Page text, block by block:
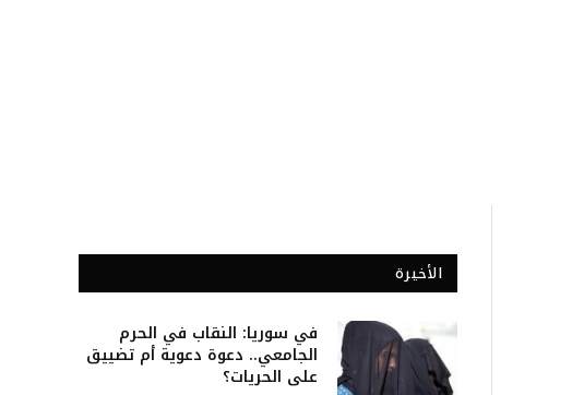
الأخيرة
في سوريا: النقاب في الحرم
الجامعي.. دعوة دعوية أم تضييق
على الحريات؟